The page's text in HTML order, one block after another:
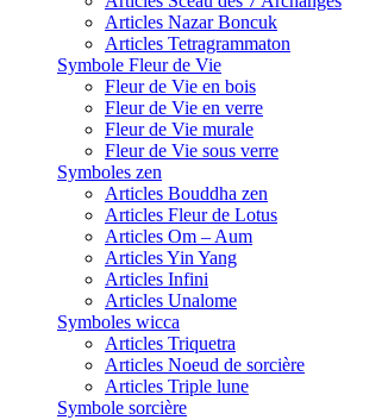
Articles Nazar Boncuk
Articles Tetragrammaton
Symbole Fleur de Vie
Fleur de Vie en bois
Fleur de Vie en verre
Fleur de Vie murale
Fleur de Vie sous verre
Symboles zen
Articles Bouddha zen
Articles Fleur de Lotus
Articles Om – Aum
Articles Yin Yang
Articles Infini
Articles Unalome
Symboles wicca
Articles Triquetra
Articles Noeud de sorcière
Articles Triple lune
Symbole sorcière